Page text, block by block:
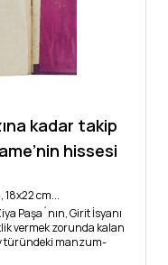
kadar takip
hissesi
18x22 cm...
Paşa´nın, Girit İsyanı
vermek zorunda kalan
türündeki manzum-